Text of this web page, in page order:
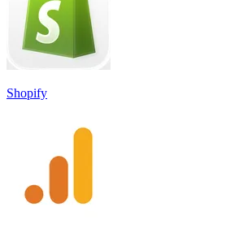
Shopify